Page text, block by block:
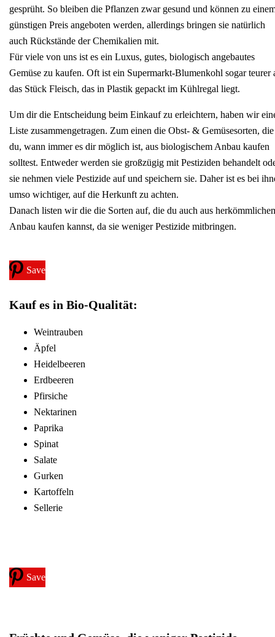
gesprüht. So bleiben die Pflanzen zwar gesund und können zu
günstigen Preis angeboten werden, allerdings bringen sie natürlich
auch Rückstände der Chemikalien mit.
Für viele von uns ist es ein Luxus, gutes, biologisch angebautes
Gemüse zu kaufen. Oft ist ein Supermarkt-Blumenkohl sogar teurer
das Stück Fleisch, das in Plastik gepackt im Kühlregal liegt.
Um dir die Entscheidung beim Einkauf zu erleichtern, haben wir
Liste zusammengetragen. Zum einen die Obst- & Gemüsesorten, die
du, wann immer es dir möglich ist, aus biologischem Anbau kaufen
solltest. Entweder werden sie großzügig mit Pestiziden behandelt
sie nehmen viele Pestizide auf und speichern sie. Daher ist es bei
umso wichtiger, auf die Herkunft zu achten.
Danach listen wir die die Sorten auf, die du auch aus
Anbau kaufen kannst, da sie weniger Pestizide mitbringen.
Save
Kauf es in Bio-Qualität:
Weintrauben
Äpfel
Heidelbeeren
Erdbeeren
Pfirsiche
Nektarinen
Paprika
Spinat
Salate
Gurken
Kartoffeln
Sellerie
Save